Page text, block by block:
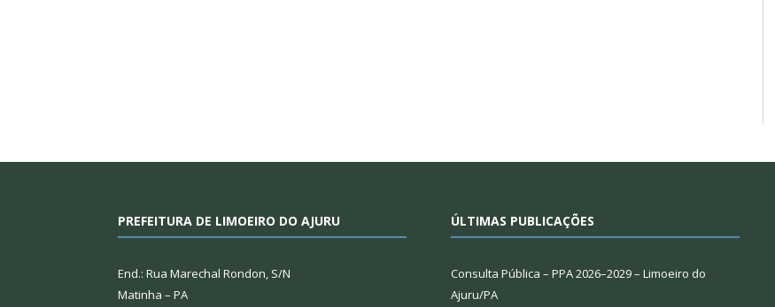
PREFEITURA DE LIMOEIRO DO AJURU
End.: Rua Marechal Rondon, S/N
Matinha – PA
ÚLTIMAS PUBLICAÇÕES
Consulta Pública – PPA 2026–2029 – Limoeiro do
Ajuru/PA